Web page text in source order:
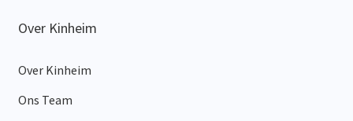
Over Kinheim
Over Kinheim
Ons Team